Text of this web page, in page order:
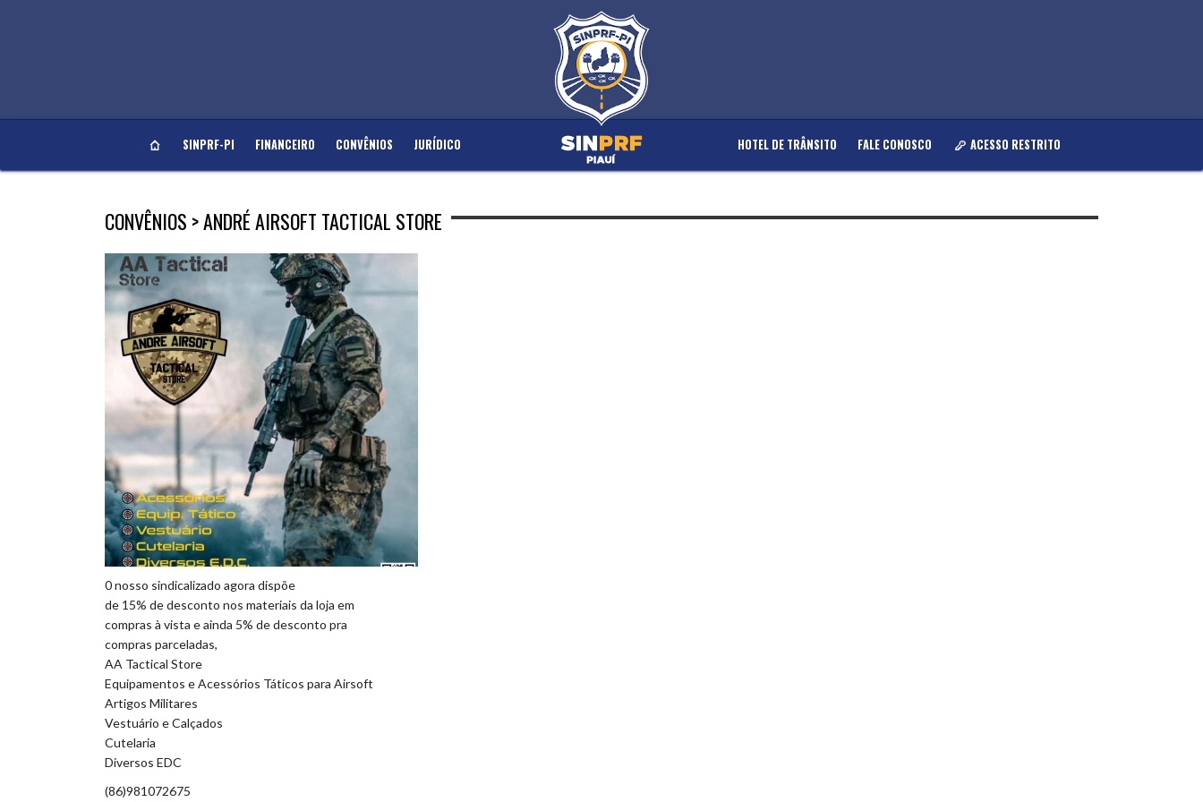
SINPRF-PI FINANCEIRO CONVÊNIOS JURÍDICO HOTEL DE TRÂNSITO FALE CONOSCO ACESSO RESTRITO
CONVÊNIOS > ANDRÉ AIRSOFT TACTICAL STORE
0 nosso sindicalizado agora dispõe
de 15% de desconto nos materiais da loja em
compras à vista e ainda 5% de desconto pra
compras parceladas,
AA Tactical Store
Equipamentos e Acessórios Táticos para Airsoft
Artigos Militares
Vestuário e Calçados
Cutelaria
Diversos EDC
(86)981072675